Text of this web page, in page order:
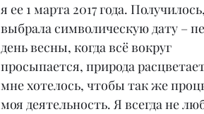
я ее 1 марта 2017 года.
выбрала символическую дату –
день весны, когда всё вокруг
просыпается, природа
мне хотелось, чтобы так же
моя деятельность. Я всегда не